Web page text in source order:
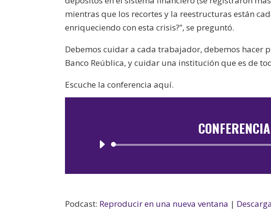
mientras que los recortes y la reestructuras están
enriqueciendo con esta crisis?”, se preguntó.
Debemos cuidar a cada trabajador, debemos hacer
Banco Reública, y cuidar una institución que es de
Escuche la conferencia aquí.
Podcast: Reproducir en una nueva ventana |